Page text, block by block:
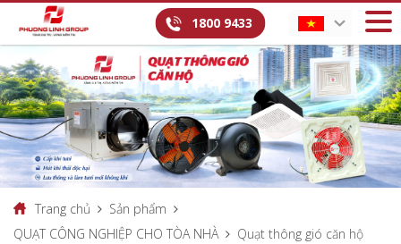
1800 9433
Trang chủ
Sản phẩm
QUẠT CÔNG NGHIỆP CHO TÒA NHÀ
Quạt thông gió căn hộ